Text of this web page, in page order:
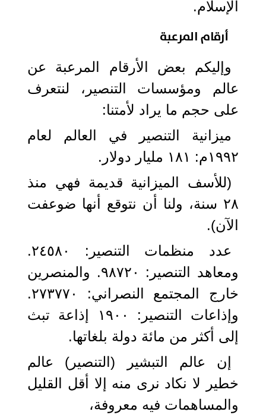
الإسلام.
أرقام المرعبة
وإليكم بعض الأرقام المرعبة عن
عالم ومؤسسات التنصير، لنتعرف
على حجم ما يراد لأمتنا:
ميزانية التنصير في العالم لعام
١٩٩٢م: ١٨١ مليار دولار.
(للأسف الميزانية قديمة فهي منذ
٢٨ سنة، ولنا أن نتوقع أنها ضوعفت
الآن).
عدد منظمات التنصير: ٢٤٥٨٠.
ومعاهد التنصير: ٩٨٧٢٠. والمنصرين
خارج المجتمع النصراني: ٢٧٣٧٧٠.
وإذاعات التنصير: ١٩٠٠ إذاعة تبث
إلى أكثر من مائة دولة بلغاتها.
إن عالم التبشير (التنصير) عالم
خطير لا نكاد نرى منه إلا أقل القليل
والمساهمات فيه معروفة،